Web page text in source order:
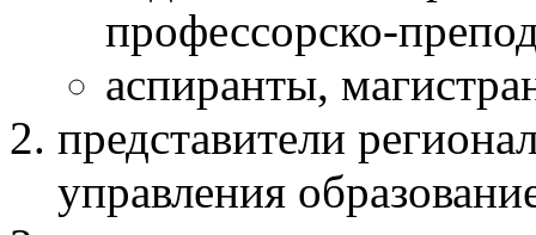
профессорско-
аспиранты,
представители
управления